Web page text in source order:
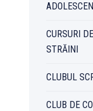
CURSURI
STRĂINI
CLUBUL
CLUB DE